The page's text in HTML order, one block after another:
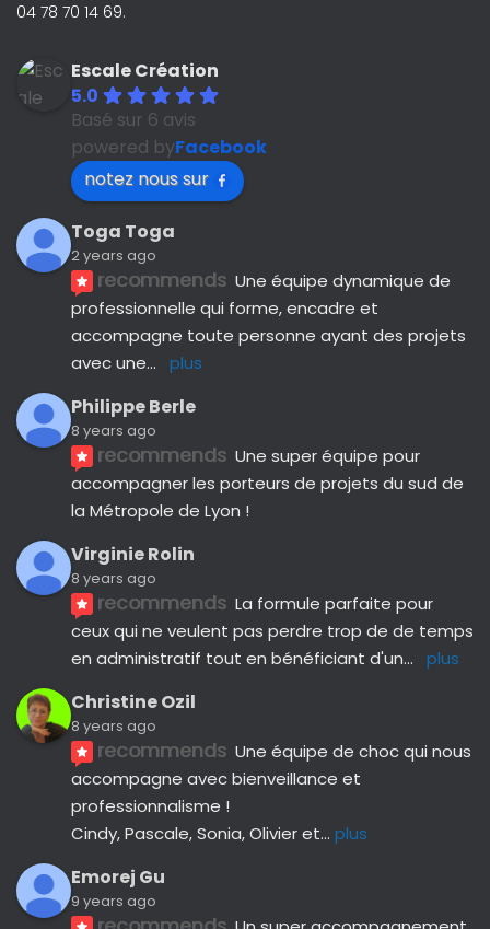
04 78 70 14 69.
Escale Création
5.0
Basé sur 6 avis
powered byFacebook
notez nous sur
Toga Toga
2 years ago
recommends Une équipe dynamique de
professionnelle qui forme, encadre et
accompagne toute personne ayant des projets
avec une... plus
Philippe Berle
8 years ago
recommends Une super équipe pour
accompagner les porteurs de projets du sud de
la Métropole de Lyon !
Virginie Rolin
8 years ago
recommends La formule parfaite pour
ceux qui ne veulent pas perdre trop de de temps
en administratif tout en bénéficiant d'un... plus
Christine Ozil
8 years ago
recommends Une équipe de choc qui nous
accompagne avec bienveillance et
professionnalisme !
Cindy, Pascale, Sonia, Olivier et... plus
Emorej Gu
9 years ago